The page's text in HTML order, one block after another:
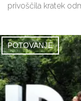
privoščila kratek
POTOVANJE